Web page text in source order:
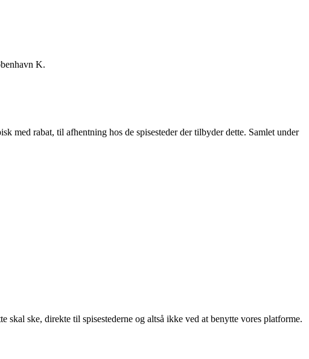
K.
med rabat, til afhentning hos de spisesteder der tilbyder dette. Samlet under
skal ske, direkte til spisestederne og altså ikke ved at benytte vores platforme.